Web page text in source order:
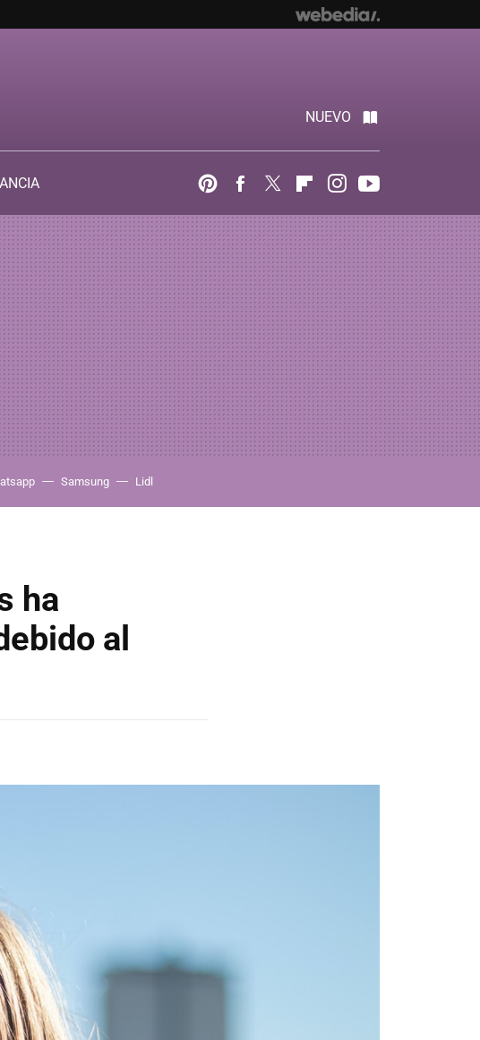
NUEVO
PinterestFacebook
Twitter FlipboardInstagram
Samsung Lidl
ha
al